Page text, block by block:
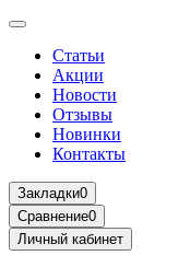
Статьи
Акции
Новости
Отзывы
Новинки
Контакты
Закладки0
Сравнение0
Личный кабинет